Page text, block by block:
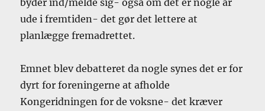
ude i fremtiden- det gør det lettere at
planlægge fremadrettet.
Emnet blev debatteret da nogle synes det er for
dyrt for foreningerne at afholde
Kongeridningen for de voksne- det kræver